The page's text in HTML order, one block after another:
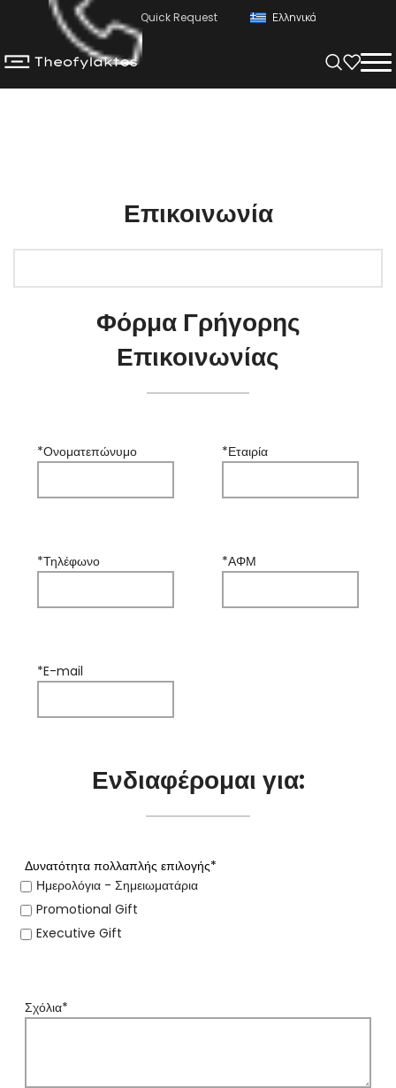
Quick Request Ελληνικά
Επικοινωνία
Φόρμα Γρήγορης
Επικοινωνίας
*Ονοματεπώνυμο *Εταιρία
*Τηλέφωνο *ΑΦΜ
*E-mail
Ενδιαφέρομαι για:
Δυνατότητα πολλαπλής επιλογής*
Ημερολόγια - Σημειωματάρια
Promotional Gift
Executive Gift
Σχόλια*